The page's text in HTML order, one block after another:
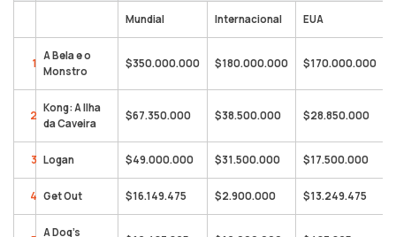
Mundial Internacional EUA
1
A Bela e o
Monstro
$350.000.000 $180.000.000 $170.000.000
2
Kong: A Ilha
da Caveira
$67.350.000 $38.500.000 $28.850.000
3 Logan $49.000.000 $31.500.000 $17.500.000
4 Get Out $16.149.475 $2.900.000 $13.249.475
A Dog’s